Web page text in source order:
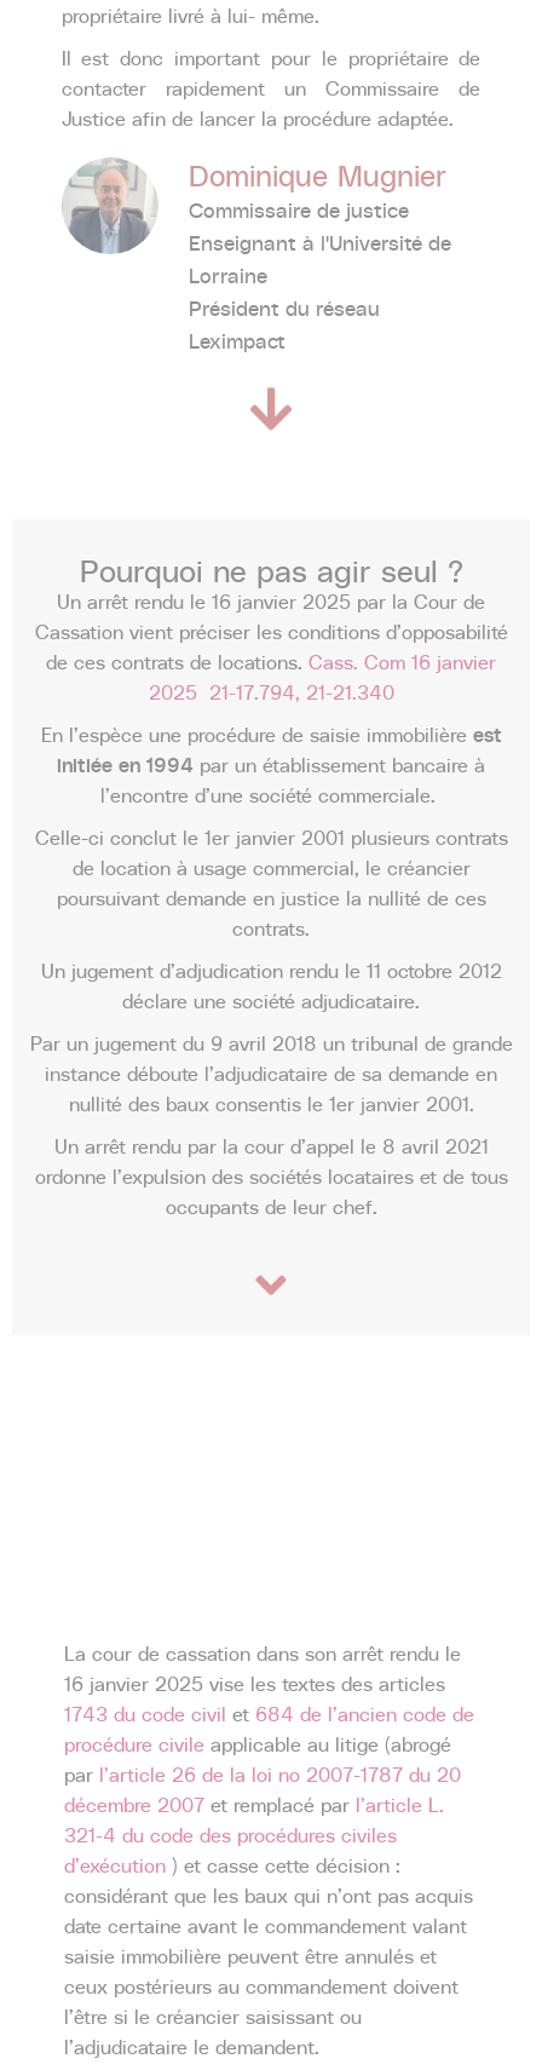
propriétaire livré à lui- même.
Il est donc important pour le propriétaire de
contacter rapidement un Commissaire de
Justice afin de lancer la procédure adaptée.
Dominique Mugnier
Commissaire de justice
Enseignant à l'Université de
Lorraine
Président du réseau
Leximpact
Pourquoi ne pas agir seul ?​
Un arrêt rendu le 16 janvier 2025 par la Cour de
Cassation vient préciser les conditions d’opposabilité
de ces contrats de locations. Cass. Com 16 janvier
2025 21-17.794, 21-21.340
En l’espèce une procédure de saisie immobilière est
initiée en 1994 par un établissement bancaire à
l’encontre d’une société commerciale.
Celle-ci conclut le 1erjanvier 2001 plusieurs contrats
de location à usage commercial, le créancier
poursuivant demande en justice la nullité de ces
contrats.
Un jugement d’adjudication rendu le 11 octobre 2012
déclare une société adjudicataire.
Par un jugement du 9 avril 2018 un tribunal de grande
instance déboute l’adjudicataire de sa demande en
nullité des baux consentis le 1erjanvier 2001.
Un arrêt rendu par la cour d’appel le 8 avril 2021
ordonne l’expulsion des sociétés locataires et de tous
occupants de leur chef.
La cour de cassation dans son arrêt rendu le
16 janvier 2025 vise les textes des articles
1743 du code civil et684 de l’ancien code de
procédure civile applicable au litige (abrogé
par l’article 26 de la loi no 2007-1787 du 20
décembre 2007et remplacé par l’article L.
321-4 du code des procédures civiles
d’exécution) et casse cette décision :
considérant que les baux qui n’ont pas acquis
date certaine avant le commandement valant
saisie immobilière peuvent être annulés et
ceux postérieurs au commandement doivent
l’être si le créancier saisissant ou
l’adjudicataire le demandent.